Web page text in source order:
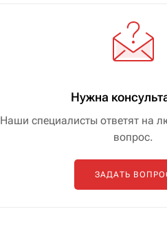
Нужна
Наши специалисты ответят на
вопрос.
ЗАДАТЬ